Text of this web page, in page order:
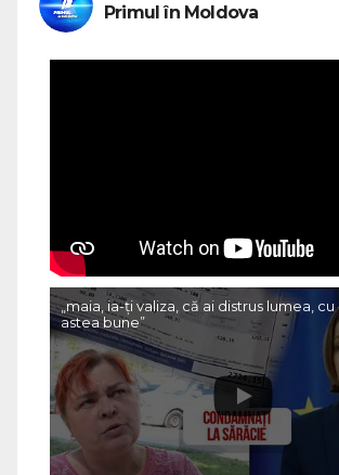
Primul în Moldova
„maia, ia-ți valiza, că ai distrus lumea,
astea bune”